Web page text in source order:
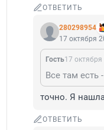
ОТВЕТИТЬ
280298954
17 октября
Гость17
Все там есть
точно. Я
ОТВЕТИТЬ